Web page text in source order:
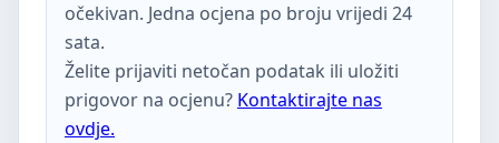
očekivan. Jedna ocjena po broju vrijedi 24
sata.
Želite prijaviti netočan podatak ili uložiti
prigovor na ocjenu? Kontaktirajte nas
ovdje.